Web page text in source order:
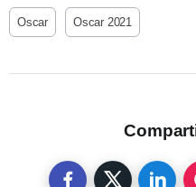
Oscar Oscar 2021